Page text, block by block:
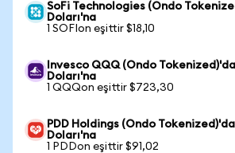
SoFi Technologies (Ondo
Doları'na
1 SOFIon eşittir $18,10
Invesco QQQ (Ondo
Doları'na
1 QQQon eşittir $723,30
PDD Holdings (Ondo
Doları'na
1 PDDon eşittir $91,02